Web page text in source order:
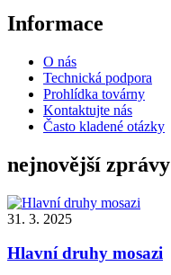
Informace
O nás
Technická podpora
Prohlídka továrny
Kontaktujte nás
Často kladené otázky
nejnovější zprávy
31. 3. 2025
Hlavní druhy mosazi